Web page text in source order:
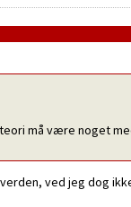
må være noget
ved jeg dog